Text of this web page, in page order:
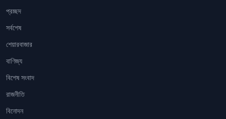
প্রচ্ছদ
সর্বশেষ
শেয়ারবাজার
বাণিজ্য
বিশেষ সংবাদ
রাজনীতি
বিনোদন